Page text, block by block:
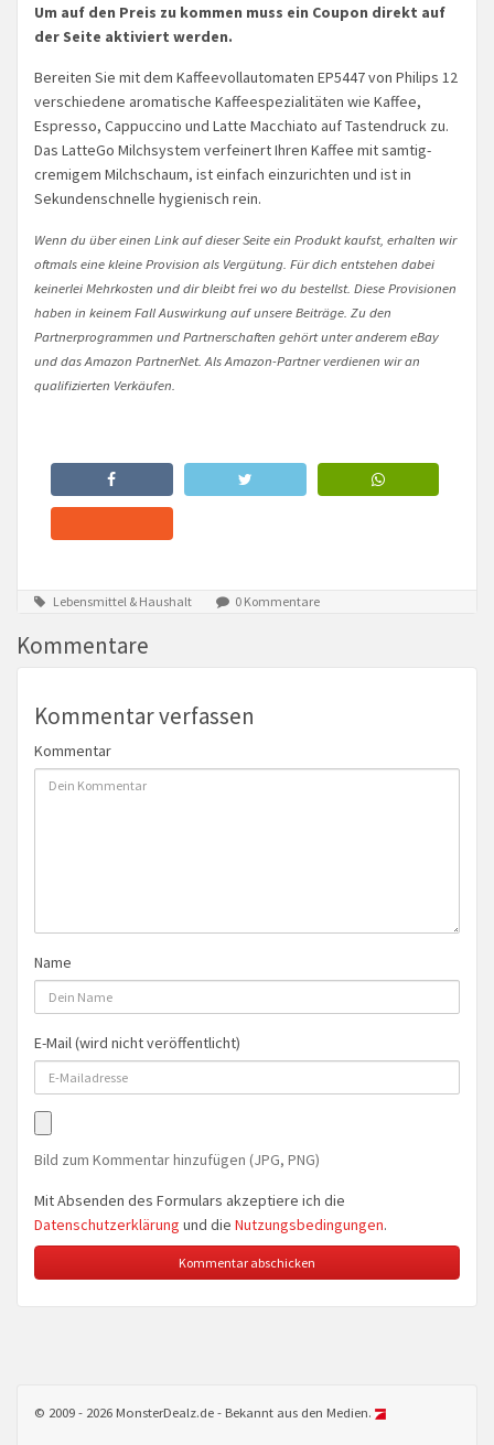
Um auf den Preis zu kommen muss ein Coupon direkt auf
der Seite aktiviert werden.
Bereiten Sie mit dem Kaffeevollautomaten EP5447 von Philips 12
verschiedene aromatische Kaffeespezialitäten wie Kaffee,
Espresso, Cappuccino und Latte Macchiato auf Tastendruck zu.
Das LatteGo Milchsystem verfeinert Ihren Kaffee mit samtig-
cremigem Milchschaum, ist einfach einzurichten und ist in
Sekundenschnelle hygienisch rein.
Wenn du über einen Link auf dieser Seite ein Produkt kaufst, erhalten wir
oftmals eine kleine Provision als Vergütung. Für dich entstehen dabei
keinerlei Mehrkosten und dir bleibt frei wo du bestellst. Diese Provisionen
haben in keinem Fall Auswirkung auf unsere Beiträge. Zu den
Partnerprogrammen und Partnerschaften gehört unter anderem eBay
und das Amazon PartnerNet. Als Amazon-Partner verdienen wir an
qualifizierten Verkäufen.
Lebensmittel & Haushalt 0 Kommentare
Kommentare
Kommentar verfassen
Kommentar
Name
E-Mail (wird nicht veröffentlicht)
Bild zum Kommentar hinzufügen (JPG, PNG)
Mit Absenden des Formulars akzeptiere ich die
Datenschutzerklärung und die Nutzungsbedingungen.
© 2009 - 2026 MonsterDealz.de - Bekannt aus den Medien.